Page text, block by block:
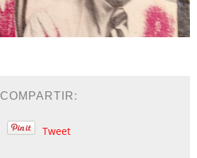
COMPARTIR:
Tweet